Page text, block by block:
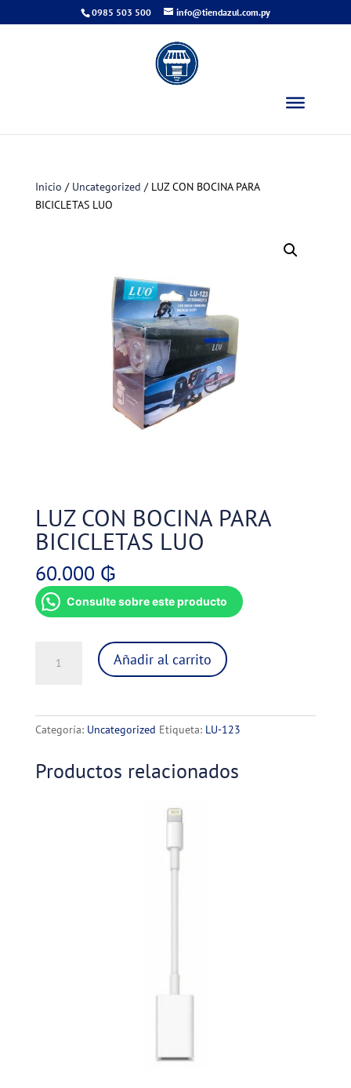
0985 503 500 info@tiendazul.com.py
Inicio / Uncategorized / LUZ CON BOCINA PARA
BICICLETAS LUO
LUZ CON BOCINA PARA
BICICLETAS LUO
60.000 ₲
Consulte sobre este producto
Añadir al carrito
Categoría: Uncategorized Etiqueta: LU-123
Productos relacionados